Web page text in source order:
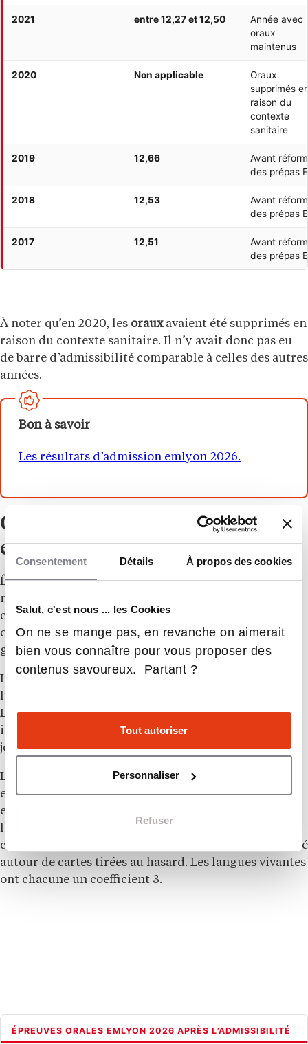
Consentement Détails À propos des cookies
Salut, c'est nous ... les Cookies
On ne se mange pas, en revanche on aimerait
bien vous connaître pour vous proposer des
contenus savoureux. Partant ?
Tout autoriser
Personnaliser
Refuser
2021 entre 12,27 et 12,50
Année avec
oraux
maintenus
2020 Non applicable
Oraux
supprimés
raison du
contexte
sanitaire
2019 12,66
Avant
des prépas
2018 12,53
Avant
des prépas
2017 12,51
Avant
des prépas
À noter qu’en 2020, les orauxavaient été supprimés en
raison du contexte sanitaire. Il n’y avait donc pas eu
de barre d’admissibilité comparable à celles des autres
années.
Bon à savoir
Les résultats d’admission emlyon 2026.
Que signifie être admissible à
emlyon ?
Êtreadmissible à emlyonsignifie avoir obtenu un
niveau suffisant aux écrits de la
convoqué aux épreuves orales de l’école. Cette étape
ouvre la deuxième phase du concours, mais elle ne
garantit pas l’admission finale.
Les
lundi 6 juillet 2026, hors samedis, sur le campus de
Lyon. Les candidats admissibles devront s’inscrire
individuellement en ligne afin de réserver leur
journée d’épreuves.
Les
reposent sur trois épreuves : un
entretien de motivation spécifique, un oral d’anglais
et un oral de deuxième langue. L’entretien est
l’épreuve centrale du dispositif. Il dure 25 minutes,
coefficient 9, et prend la forme d’un échange structuré
autour de cartes tirées au hasard. Les langues vivantes
ont chacune un coefficient 3.
ÉPREUVES ORALES EMLYON 2026 APRÈS L’ADMISSIBILITÉ